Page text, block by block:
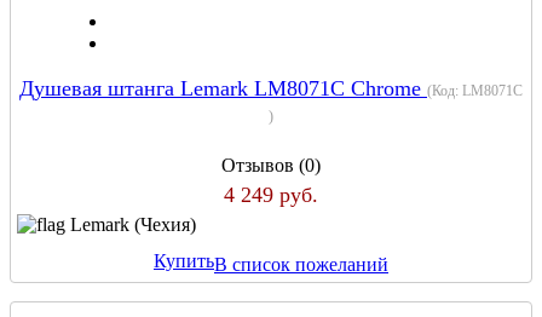
Душевая штанга Lemark LM8071C Chrome (Код: LM8071C
)
Отзывов (0)
4 249 руб.
Lemark (Чехия)
КупитьВ список пожеланий